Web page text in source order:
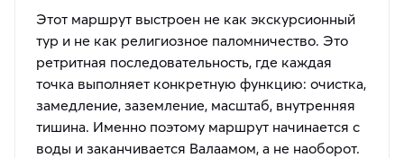
Этот маршрут выстроен не как экскурсионный
тур и не как религиозное паломничество. Это
ретритная последовательность, где каждая
точка выполняет конкретную функцию: очистка,
замедление, заземление, масштаб, внутренняя
тишина. Именно поэтому маршрут начинается с
воды и заканчивается Валаамом, а не наоборот.